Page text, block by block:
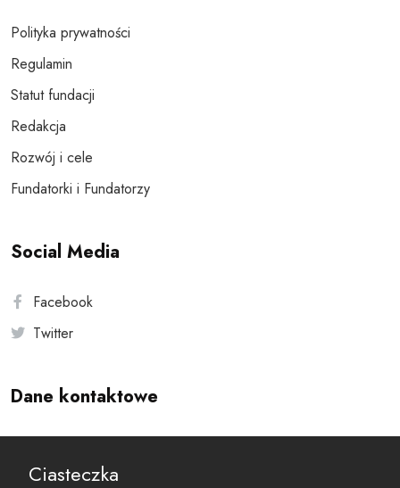
Polityka prywatności
Regulamin
Statut fundacji
Redakcja
Rozwój i cele
Fundatorki i Fundatorzy
Social Media
Facebook
Twitter
Dane kontaktowe
reset@resetobywatelski.pl
Ciasteczka